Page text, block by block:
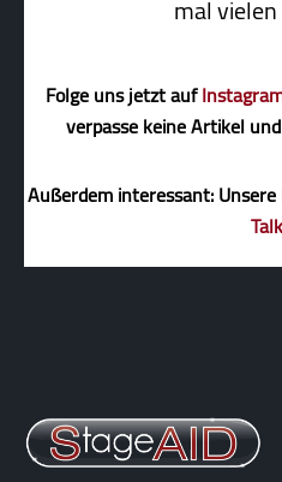
mal
Folge uns jetzt auf
verpasse keine Artikel
Außerdem interessant: Unsere
Talk